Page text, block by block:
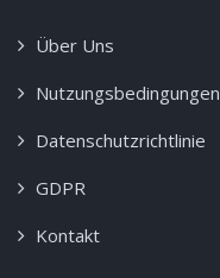
Über Uns
Nutzungsbedingungen
Datenschutzrichtlinie
GDPR
Kontakt